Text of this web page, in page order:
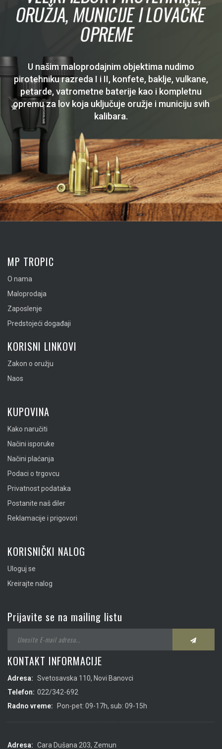
ORUŽJA, MUNICIJE I LOVAČKE
OPREME
U našim maloprodajnim objektima nudimo
pirotehniku razreda I i II, konfete, baklje, vulkane,
petarde, vatrometne baterije kao i kompletnu
opremu za lov koja uključuje oružje i municiju svih
kalibara.
MP TROPIC
O nama
Maloprodaja
Zaposlenje
Predstojeći događaji
KORISNI LINKOVI
Zakon o oružju
Naos
KUPOVINA
Kako naručiti
Načini isporuke
Načini plaćanja
Podaci o trgovcu
Privatnost podataka
Postanite naš diler
Reklamacije i prigovori
KORISNIČKI NALOG
Uloguj se
Kreirajte nalog
Prijavite se na mailing listu
KONTAKT INFORMACIJE
Adresa: Svetosavska 110, Novi Banovci
Telefon: 022/342-692
Radno vreme:
Pon-pet: 09-17h, sub: 09-15h
Adresa: Cara Dušana 203, Zemun